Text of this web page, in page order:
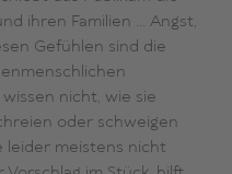
ihren Familien … Angst,
Gefühlen sind die
nicht, wie sie
oder schweigen
leider meistens nicht